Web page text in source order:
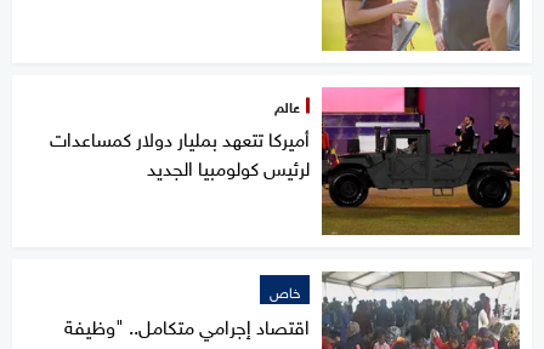
عالم
أميركا تتعهد بمليار دولار كمساعدات
لرئيس كولومبيا الجديد
خاص
اقتصاد إجرامي متكامل.. "وظيفة